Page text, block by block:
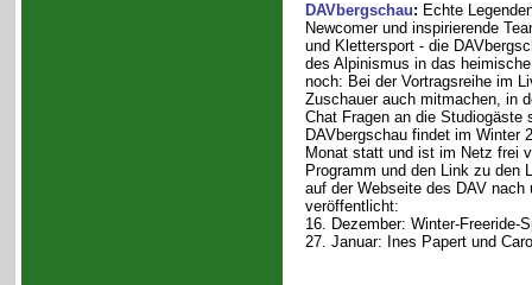
DAVbergschau: Echte
Newcomer und inspirierende
und Klettersport - die
des Alpinismus in das
noch: Bei der Vortragsreihe im
Zuschauer auch mitmachen, in
Chat Fragen an die Studiogäste
DAVbergschau findet im Winter
Monat statt und ist im Netz frei
Programm und den Link zu den
auf der Webseite des DAV nach
veröffentlicht:
16. Dezember: Winter-Freeride-
27. Januar: Ines Papert und